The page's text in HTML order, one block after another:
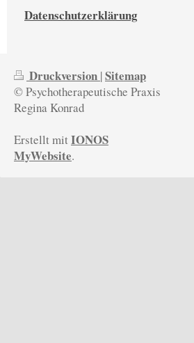
Datenschutzerklärung
Druckversion |Sitemap
© Psychotherapeutische Praxis
Regina Konrad
Erstellt mitIONOS
MyWebsite.